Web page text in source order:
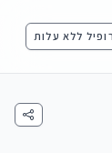
ללא עלות